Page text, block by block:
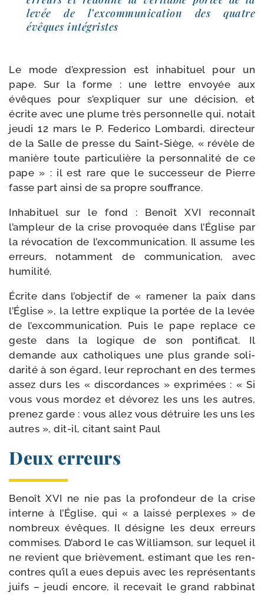
levée de l’ex­com­mu­ni­ca­tion des quatre
évêques intégristes
Le mode d’expression est inha­bi­tuel pour un
pape. Sur la forme : une lettre envoyée aux
évêques pour s’expliquer sur une déci­sion, et
écrite avec une plume très per­son­nelle qui, notait
jeu­di 12 mars le P. Federico Lombardi, direc­teur
de la Salle de presse du Saint-​Siège, « révèle de
manière toute par­ti­cu­lière la per­son­na­li­té de ce
pape » : il est rare que le suc­ces­seur de Pierre
fasse part ain­si de sa propre souffrance.
Inhabituel sur le fond : Benoît XVI recon­naît
l’ampleur de la crise pro­vo­quée dans l’Église par
la révo­ca­tion de l’excommunication. Il assume les
erreurs, notam­ment de com­mu­ni­ca­tion, avec
humilité.
Écrite dans l’objectif de « rame­ner la paix dans
l’Église », la lettre explique la por­tée de la levée
de l’excommunication. Puis le pape replace ce
geste dans la logique de son pon­ti­fi­cat. Il
demande aux catho­liques une plus grande soli­
da­ri­té à son égard, leur repro­chant en des termes
assez durs les « dis­cor­dances » expri­mées : « Si
vous vous mor­dez et dévo­rez les uns les autres,
pre­nez garde : vous allez vous détruire les uns les
autres », dit-​il, citant saint Paul
Deux erreurs
Benoît XVI ne nie pas la pro­fon­deur de la crise
interne à l’Église, qui « a lais­sé per­plexes » de
nom­breux évêques. Il désigne les deux erreurs
com­mises. D’abord le cas Williamson, sur lequel il
ne revient que briè­ve­ment, esti­mant que les ren­
contres qu’il a eues depuis avec les repré­sen­tants
juifs – jeu­di encore, il rece­vait le grand rab­bi­nat